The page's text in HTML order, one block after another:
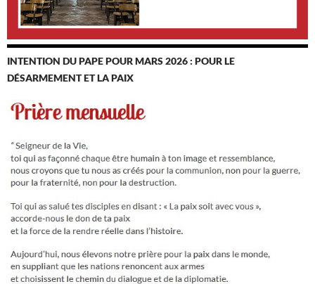
INTENTION DU PAPE POUR MARS 2026 : POUR LE
DÉSARMEMENT ET LA PAIX